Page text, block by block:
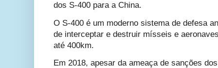
dos S-400 para a China.
O S-400 é um moderno sistema de defesa
de interceptar e destruir mísseis e
até 400km.
Em 2018, apesar da ameaça de sanções